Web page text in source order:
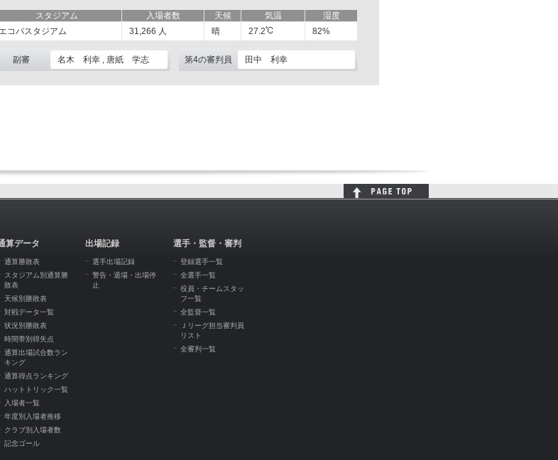
スタジアム 入場者数 天候 気温
湿度
エコパスタジアム 31,266 人 晴 27.2 82%
副審 名木 利幸 , 唐紙 学志 第4の審判員 田中 利幸
算データ
通算勝敗表
スタジアム別通算勝
敗表
天候別勝敗表
対戦データ一覧
状況別勝敗表
時間帯別得失点
通算出場試合数ラン
キング
通算得点ランキング
ハットトリック一覧
入場者一覧
年度別入場者推移
クラブ別入場者数
記念ゴール
出場記録
選手出場記録
警告・退場・出場停
止
選手・監督・審判
登録選手一覧
全選手一覧
役員・チームスタッ
フ一覧
全監督一覧
Ｊリーグ担当審判員
リスト
全審判一覧